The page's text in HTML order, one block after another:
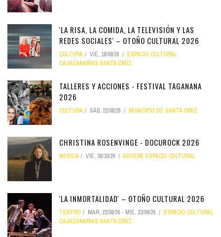
'LA RISA, LA COMIDA, LA TELEVISIÓN Y LAS
REDES SOCIALES' – OTOÑO CULTURAL 2026
CULTURA VIE, 18/09/26
ESPACIO CULTURAL
CAJACANARIAS SANTA CRUZ
TALLERES Y ACCIONES - FESTIVAL TAGANANA
2026
CULTURA SÁB, 22/08/26 MUNICIPIO DE SANTA CRUZ
CHRISTINA ROSENVINGE - DOCUROCK 2026
MÚSICA VIE, 30/10/26 AGUERE ESPACIO CULTURAL
'LA INMORTALIDAD' – OTOÑO CULTURAL 2026
TEATRO MAR, 22/09/26 - MIÉ, 23/09/26
ESPACIO CULTURAL
CAJACANARIAS SANTA CRUZ